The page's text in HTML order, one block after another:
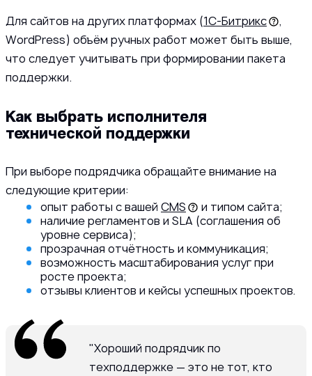
Для сайтов на других платформах (1С-Битрикс
,
WordPress) объём ручных работ может быть выше,
что следует учитывать при формировании пакета
поддержки.
Как выбрать исполнителя
технической поддержки
При выборе подрядчика обращайте внимание на
следующие критерии:
опыт работы с вашей CMS
и типом сайта;
наличие регламентов и SLA (соглашения об
уровне сервиса);
прозрачная отчётность и коммуникация;
возможность масштабирования услуг при
росте проекта;
отзывы клиентов и кейсы успешных проектов.
"Хороший подрядчик по
техподдержке — это не тот, кто